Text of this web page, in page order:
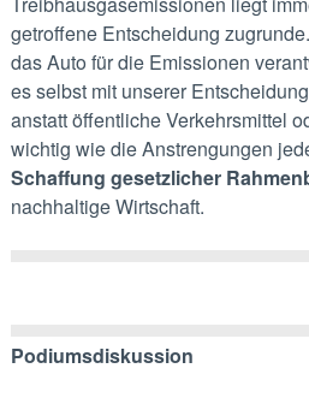
getroffene Entscheidung
das Auto für die Emissionen
es selbst mit unserer
anstatt öffentliche Verkehrsmittel
wichtig wie die Anstrengungen
Schaffung gesetzlicher
nachhaltige Wirtschaft.
Podiumsdiskussion